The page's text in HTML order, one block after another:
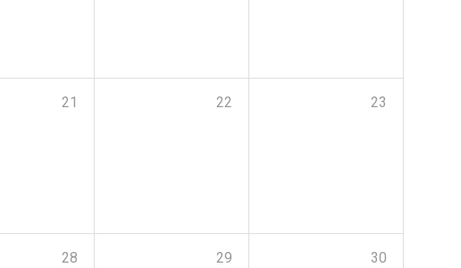
21 22 23
28 29 30